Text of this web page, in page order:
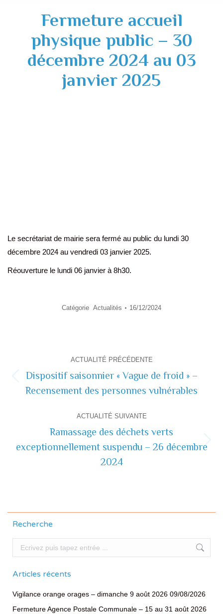
Fermeture accueil
physique public – 30
décembre 2024 au 03
janvier 2025
Le secrétariat de mairie sera fermé au public du lundi 30
décembre 2024 au vendredi 03 janvier 2025.
Réouverture le lundi 06 janvier à 8h30.
Catégorie Actualités 16/12/2024
de
commentaire
ACTUALITÉ PRÉCÉDENTE
Actualité
précédente
Dispositif saisonnier « Vague de froid » –
Recensement des personnes vulnérables
ACTUALITÉ SUIVANTE
Actualité
suivante
Ramassage des déchets verts
exceptionnellement suspendu – 26 décembre
2024
Recherche
Recherche
Articles récents
Vigilance orange orages – dimanche 9 août 2026 09/08/2026
Fermeture Agence Postale Communale – 15 au 31 août 2026